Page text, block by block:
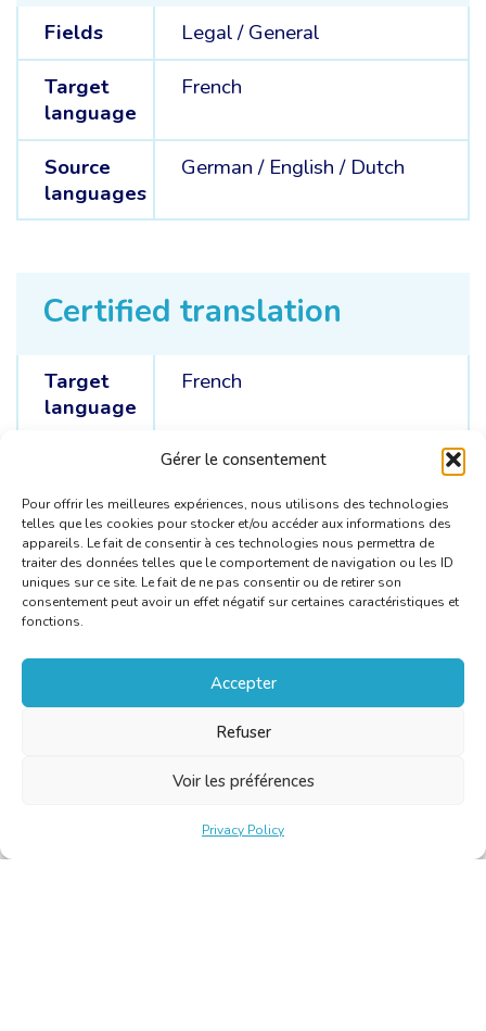
Gérer le consentement
Pour offrir les meilleures expériences, nous utilisons des technologies
telles que les cookies pour stocker et/ou accéder aux informations des
appareils. Le fait de consentir à ces technologies nous permettra de
traiter des données telles que le comportement de navigation ou les ID
uniques sur ce site. Le fait de ne pas consentir ou de retirer son
consentement peut avoir un effet négatif sur certaines caractéristiques et
fonctions.
Accepter
Refuser
Voir les préférences
Privacy Policy
Fields Legal /General
Target
language
French
Source
languages
German / English / Dutch
Certified translation
Target
language
French
German /English /